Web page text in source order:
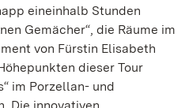
eineinhalb Stunden
Gemächer“, die Räume im
von Fürstin Elisabeth
dieser Tour
im Porzellan- und